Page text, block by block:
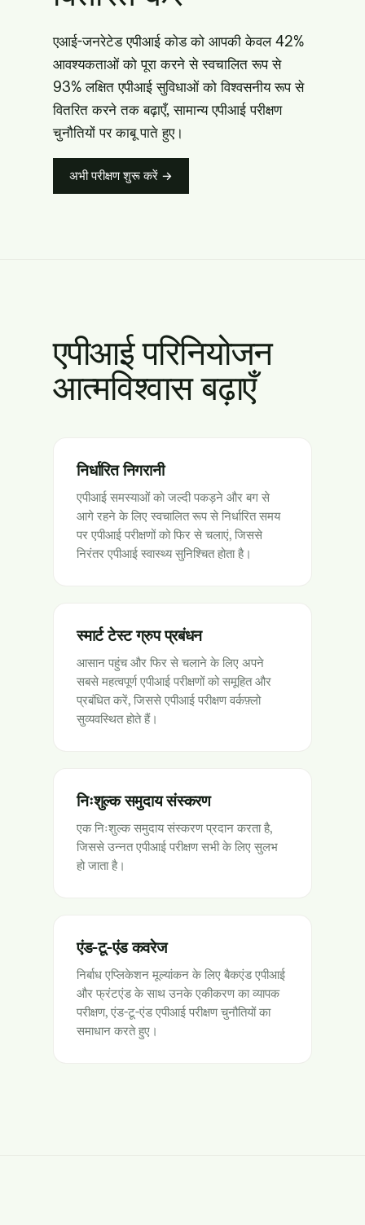
एआई-जनरेटेड एपीआई कोड को आपकी केवल 42%
आवश्यकताओं को पूरा करने से स्वचालित रूप से
93% लक्षित एपीआई सुविधाओं को विश्वसनीय रूप से
वितरित करने तक बढ़ाएँ, सामान्य एपीआई परीक्षण
चुनौतियों पर काबू पाते हुए।
अभी परीक्षण शुरू करें →
एपीआई परिनियोजन
आत्मविश्वास बढ़ाएँ
निर्धारित निगरानी
एपीआई समस्याओं को जल्दी पकड़ने और बग से
आगे रहने के लिए स्वचालित रूप से निर्धारित समय
पर एपीआई परीक्षणों को फिर से चलाएं, जिससे
निरंतर एपीआई स्वास्थ्य सुनिश्चित होता है।
स्मार्ट टेस्ट ग्रुप प्रबंधन
आसान पहुंच और फिर से चलाने के लिए अपने
सबसे महत्वपूर्ण एपीआई परीक्षणों को समूहित और
प्रबंधित करें, जिससे एपीआई परीक्षण वर्कफ़्लो
सुव्यवस्थित होते हैं।
निःशुल्क समुदाय संस्करण
एक निःशुल्क समुदाय संस्करण प्रदान करता है,
जिससे उन्नत एपीआई परीक्षण सभी के लिए सुलभ
हो जाता है।
एंड-टू-एंड कवरेज
निर्बाध एप्लिकेशन मूल्यांकन के लिए बैकएंड एपीआई
और फ्रंटएंड के साथ उनके एकीकरण का व्यापक
परीक्षण, एंड-टू-एंड एपीआई परीक्षण चुनौतियों का
समाधान करते हुए।